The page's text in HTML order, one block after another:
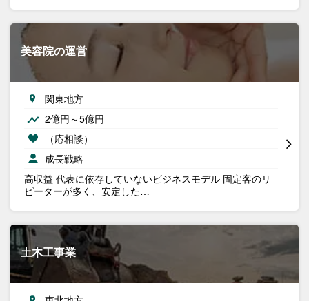
美容院の運営
関東地方
2億円～5億円
（応相談）
成長戦略
高収益 代表に依存していないビジネスモデル 固定客のリ
ピーターが多く、安定した…
土木工事業